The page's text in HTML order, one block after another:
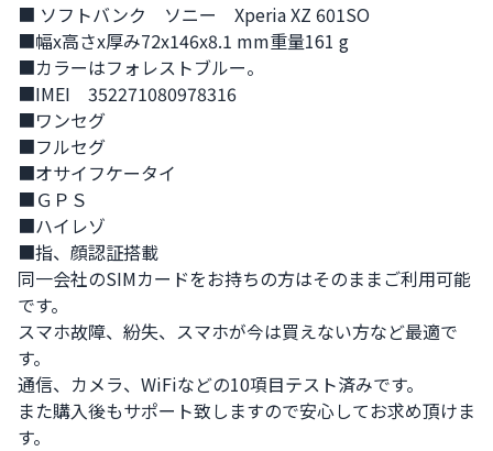
■ ソフトバンク　ソニー　Xperia XZ 601SO
■幅x高さx厚み72x146x8.1 mm重量161 g
■カラーはフォレストブルー。
■IMEI　352271080978316
■ワンセグ
■フルセグ
■オサイフケータイ
■ＧＰＳ
■ハイレゾ
■指、顔認証搭載
同一会社のSIMカードをお持ちの方はそのままご利用可能
です。
スマホ故障、紛失、スマホが今は買えない方など最適で
す。
通信、カメラ、WiFiなどの10項目テスト済みです。
また購入後もサポート致しますので安心してお求め頂けま
す。